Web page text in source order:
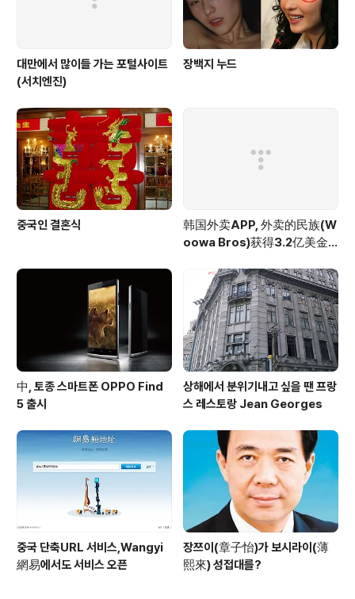
대만에서 많이들 가는 포털사이트
(서치엔진)
장백지 누드
중국인 결혼식
韩国外卖APP, 外卖的民族(W
oowa Bros)获得3.2亿美金
中, 토종 스마트폰 OPPO Find
5 출시
상해에서 분위기내고 싶을 땐 프랑
스 레스토랑 Jean Georges
중국 단축URL 서비스,Wangyi
網易에서도 서비스 오픈
장쯔이(章子怡)가 보시라이(薄
熙來) 성접대를?